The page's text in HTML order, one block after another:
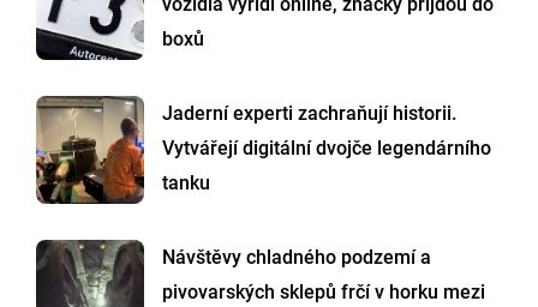
boxů
Jaderní experti zachraňují historii.
Vytvářejí digitální dvojče legendárního
tanku
Návštěvy chladného podzemí a
pivovarských sklepů frčí v horku mezi